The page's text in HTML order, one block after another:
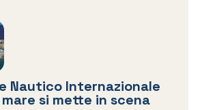
Nautico Internazionale
si mette in scena